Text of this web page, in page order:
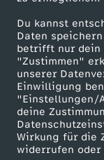
Du kannst
Daten
betrifft nur dein
"Zustimmen"
unserer
Einwilligung
"Einstellungen/
deine
Wirkung für die
widerrufen oder
-
P
a
s
c
ZDF goes Schule
Werbefernsehen
Mainzelmännchen